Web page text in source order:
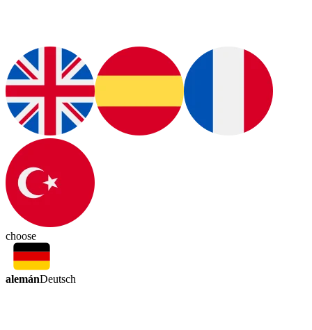
choose
alemánDeutsch